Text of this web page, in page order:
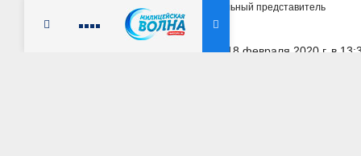
Новости Официальный представитель
18 февраля 2020 г. в
Радио Милицейская волна